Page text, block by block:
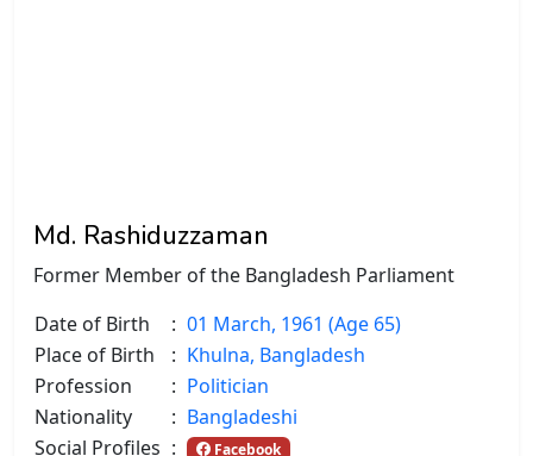
Md. Rashiduzzaman
Former Member of the Bangladesh Parliament
Date of Birth
: 01 March, 1961 (Age 65)
Place of Birth
: Khulna, Bangladesh
Profession
: Politician
Nationality
: Bangladeshi
Social Profiles : Facebook